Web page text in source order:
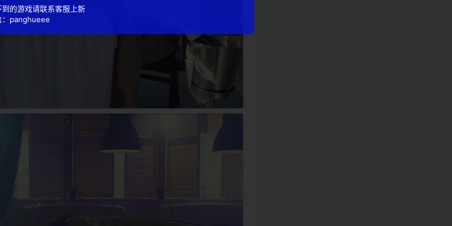
到的游戏请联系客服上新
：panghueee